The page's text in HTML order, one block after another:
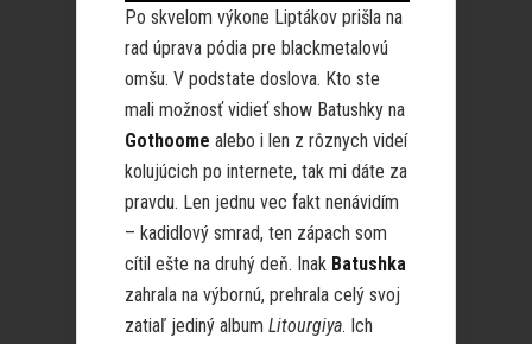
Po skvelom výkone Liptákov prišla na
rad úprava pódia pre blackmetalovú
omšu. V podstate doslova. Kto ste
mali možnosť vidieť show Batushky na
Gothoome alebo i len z rôznych videí
kolujúcich po internete, tak mi dáte za
pravdu. Len jednu vec fakt nenávidím
– kadidlový smrad, ten zápach som
cítil ešte na druhý deň. Inak Batushka
zahrala na výbornú, prehrala celý svoj
zatiaľ jediný album Litourgiya. Ich